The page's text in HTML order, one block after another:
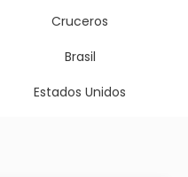
Cruceros
Brasil
Estados Unidos